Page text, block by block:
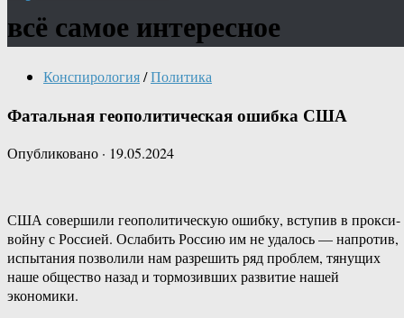
всё самое интересное
Конспирология/Политика
Фатальная геополитическая ошибка США
Опубликовано · 19.05.2024
США совершили геополитическую ошибку, вступив в прокси-
войну с Россией. Ослабить Россию им не удалось — напротив,
испытания позволили нам разрешить ряд проблем, тянущих
наше общество назад и тормозивших развитие нашей
экономики.